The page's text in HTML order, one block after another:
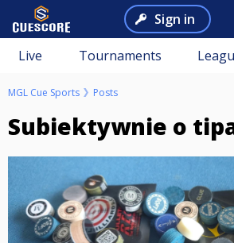
Sign in
Live Tournaments
MGL Cue Sports Posts
Subiektywnie o